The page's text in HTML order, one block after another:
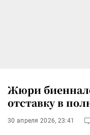
Жюри
отставку в
30 апреля 2026, 23:41